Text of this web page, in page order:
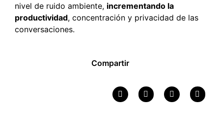
nivel de ruido ambiente, incrementando la
productividad, concentración y privacidad de las
conversaciones.
Compartir